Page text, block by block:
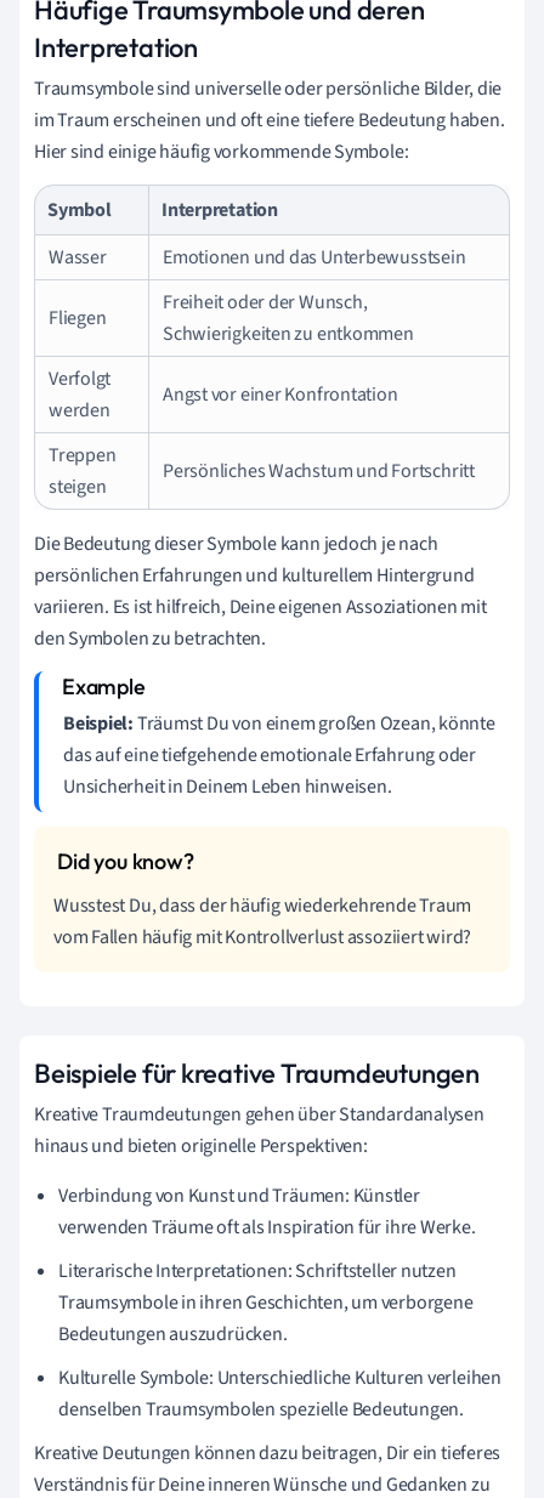
Häufige Traumsymbole und deren
Interpretation
Traumsymbole sind universelle oder persönliche Bilder, die
im Traum erscheinen und oft eine tiefere Bedeutung haben.
Hier sind einige häufig vorkommende Symbole:
Symbol
Interpretation
Wasser
Emotionen und das Unterbewusstsein
Fliegen
Freiheit oder der Wunsch,
Schwierigkeiten zu entkommen
Verfolgt
werden
Angst vor einer Konfrontation
Treppen
steigen
Persönliches Wachstum und Fortschritt
Die Bedeutung dieser Symbole kann jedoch je nach
persönlichen Erfahrungen und kulturellem Hintergrund
variieren. Es ist hilfreich, Deine eigenen Assoziationen mit
den Symbolen zu betrachten.
Beispiel:Träumst Du von einem großen Ozean, könnte
das auf eine tiefgehende emotionale Erfahrung oder
Unsicherheit in Deinem Leben hinweisen.
Wusstest Du, dass der häufig wiederkehrende Traum
vom Fallen häufig mit Kontrollverlust assoziiert wird?
Beispiele für kreative Traumdeutungen
Kreative Traumdeutungen gehen über Standardanalysen
hinaus und bieten originelle Perspektiven:
Verbindung von Kunst und Träumen: Künstler
verwenden Träume oft als Inspiration für ihre Werke.
Literarische Interpretationen: Schriftsteller nutzen
Traumsymbole in ihren Geschichten, um verborgene
Bedeutungen auszudrücken.
Kulturelle Symbole: Unterschiedliche Kulturen verleihen
denselben Traumsymbolen spezielle Bedeutungen.
Kreative Deutungen können dazu beitragen, Dir ein tieferes
Verständnis für Deine inneren Wünsche und Gedanken zu